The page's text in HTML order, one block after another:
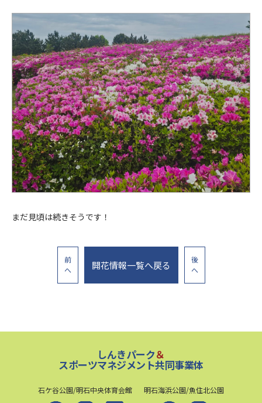
まだ見頃は続きそうです！
前
へ
開花情報一覧へ戻る
後
へ
しんきパーク＆
スポーツマネジメント共同事業体
石ケ谷公園/明石中央体育会館 明石海浜公園/魚住北公園